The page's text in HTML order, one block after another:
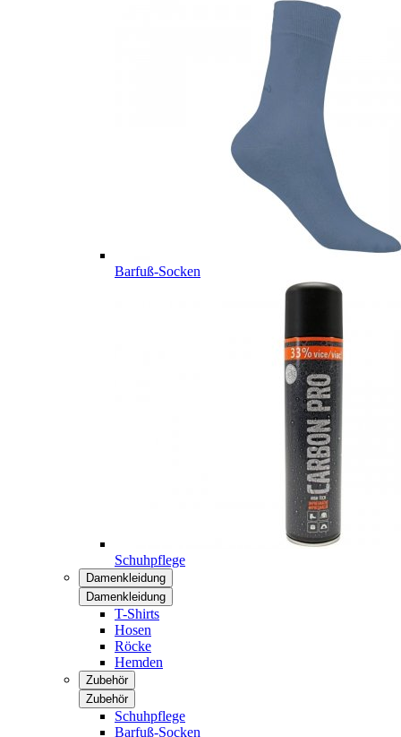
Barfuß-Socken
Schuhpflege
Damenkleidung
Damenkleidung
T-Shirts
Hosen
Röcke
Hemden
Zubehör
Zubehör
Schuhpflege
Barfuß-Socken